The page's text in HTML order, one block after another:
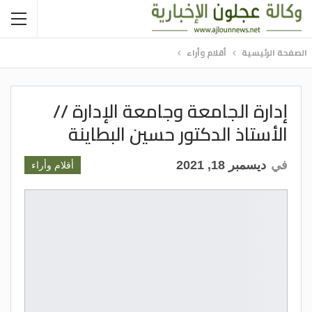
الصفحة الرئيسية أقلام وأراء
إدارة الجامعة وجامعة الإدارة //
الأستاذ الدكتور حسين البطاينة
أقلام وأراء في ديسمبر 18, 2021